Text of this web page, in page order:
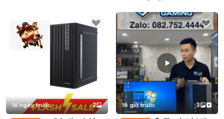
16 ngày trước 2 18 giờ trước 3